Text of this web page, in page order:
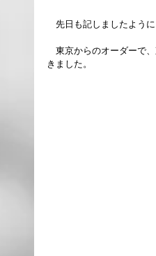
先日も記しましたように
東京からのオーダーで
きました。